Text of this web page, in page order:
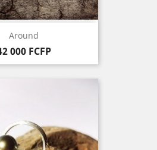
Around
000 FCFP